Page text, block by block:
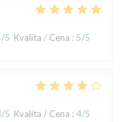
/5 Kvalita / Cena : 5/5
/5 Kvalita / Cena : 4/5